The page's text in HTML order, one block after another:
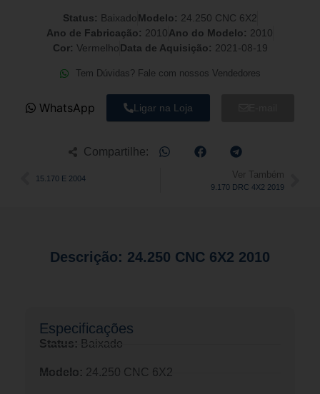
Status: BaixadoModelo: 24.250 CNC 6X2
Ano de Fabricação: 2010Ano do Modelo: 2010
Cor: VermelhoData de Aquisição: 2021-08-19
Tem Dúvidas? Fale com nossos Vendedores
WhatsApp Ligar na Loja
Compartilhe:
15.170 E 2004 Ver Também
9.170 DRC 4X2 2019
Descrição: 24.250 CNC 6X2 2010
Especificações​
Status: Baixado
Modelo: 24.250 CNC 6X2